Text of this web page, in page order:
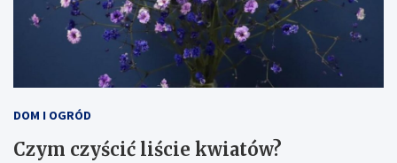
DOM I OGRÓD
Czym czyścić liście kwiatów?